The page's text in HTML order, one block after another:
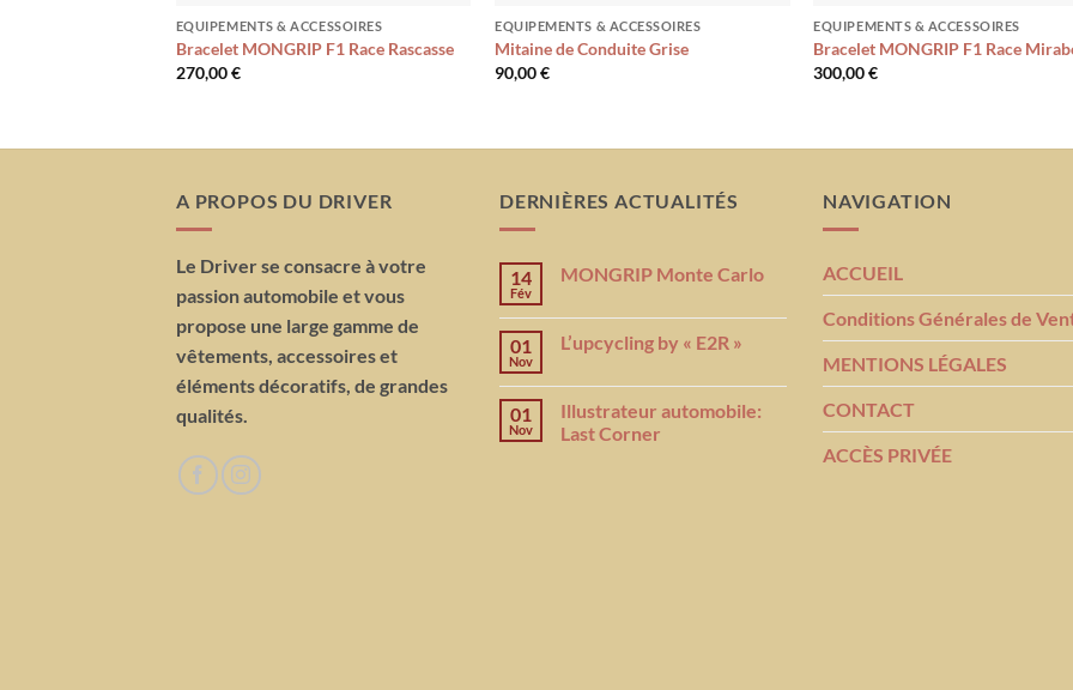
EQUIPEMENTS & ACCESSOIRES
Bracelet MONGRIP F1 Race Rascasse
270,00€
EQUIPEMENTS & ACCESSOIRES
Mitaine de Conduite Grise
90,00€
EQUIPEMENTS & ACCESSOIRES
Bracelet MONGRIP F1 Race
300,00€
A PROPOS DU DRIVER
Le Driver se consacre à votre
passion automobile et vous
propose une large gamme de
vêtements, accessoires et
éléments décoratifs, de grandes
qualités.
DERNIÈRES ACTUALITÉS
14
Fév
MONGRIP Monte Carlo
01
Nov
L’upcycling by « E2R »
01
Nov
Illustrateur automobile:
Last Corner
NAVIGATION
ACCUEIL
Conditions Générales de
MENTIONS LÉGALES
CONTACT
ACCÈS PRIVÉE